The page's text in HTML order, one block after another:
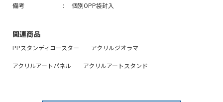
備考
個別OPP袋封入
関連商品
PPスタンディコースター アクリルジオラマ
アクリルアートパネル アクリルアートスタンド